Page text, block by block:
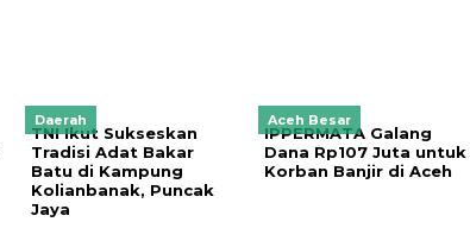
Daerah
TNI Ikut Sukseskan
Tradisi Adat Bakar
Batu di Kampung
Kolianbanak, Puncak
Jaya
Aceh Besar
IPPERMATA Galang
Dana Rp107 Juta untuk
Korban Banjir di Aceh